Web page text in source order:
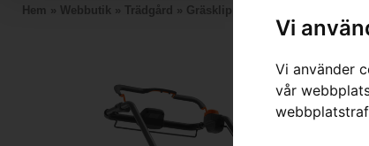
Vi
Vi använder
vår
Hem » Webbutik » Trädgård » Gräsklippare